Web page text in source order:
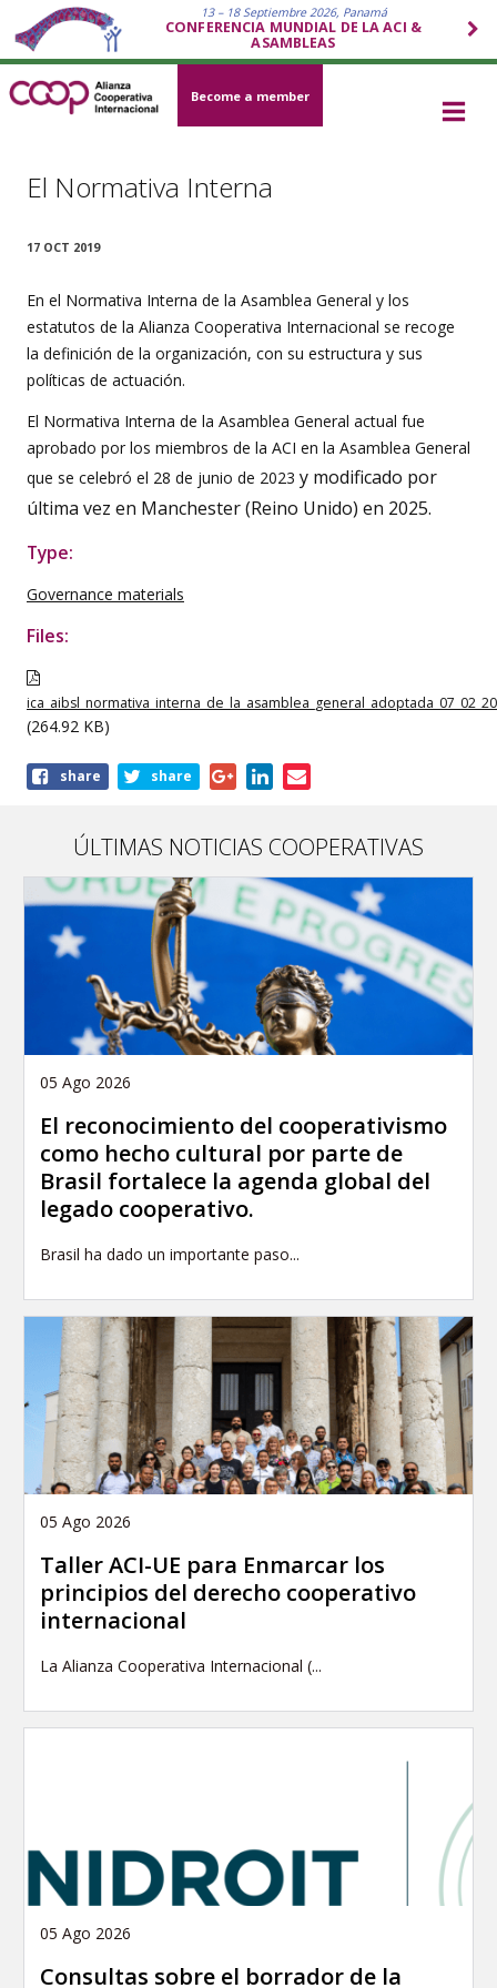
13 – 18 Septiembre 2026, Panamá
CONFERENCIA MUNDIAL DE LA ACI &
ASAMBLEAS
Become a member
El Normativa Interna
17 OCT 2019
En el Normativa Interna de la Asamblea General y los
estatutos de la Alianza Cooperativa Internacional se recoge
la definición de la organización, con su estructura y sus
políticas de actuación.
El Normativa Interna de la Asamblea General actual fue
aprobado por los miembros de la ACI en la Asamblea General
que se celebró el 28 de junio de 2023 y modificado por
última vez en Manchester (Reino Unido) en 2025.
Type:
Governance materials
Files:
(264.92 KB)
Shareshare share
ÚLTIMAS NOTICIAS COOPERATIVAS
05 Ago 2026
El reconocimiento del cooperativismo
como hecho cultural por parte de
Brasil fortalece la agenda global del
legado cooperativo.
Brasil ha dado un importante paso...
05 Ago 2026
Taller ACI-UE para Enmarcar los
principios del derecho cooperativo
internacional
La Alianza Cooperativa Internacional (...
05 Ago 2026
Consultas sobre el borrador de la